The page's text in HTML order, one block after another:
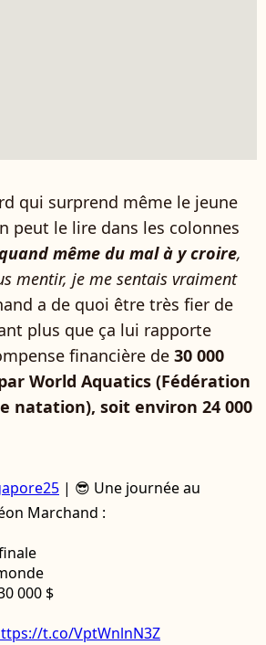
qui surprend même le jeune
peut le lire dans les colonnes
même du mal à y croire,
mentir, je me sentais vraiment
a de quoi être très fier de
plus que ça lui rapporte
financière de 30 000
World Aquatics (Fédération
natation), soit environ 24 000
| 😎 Une journée au
Marchand :
000 $
t.co/VptWnlnN3Z